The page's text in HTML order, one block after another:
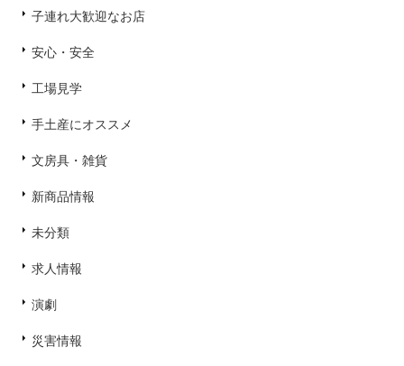
子連れ大歓迎なお店
安心・安全
工場見学
手土産にオススメ
文房具・雑貨
新商品情報
未分類
求人情報
演劇
災害情報